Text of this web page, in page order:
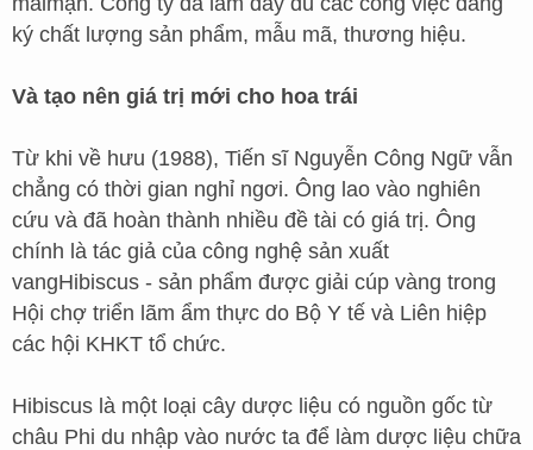
ký chất lượng sản phẩm, mẫu mã, thương hiệu.
Và tạo nên giá trị mới cho hoa trái
Từ khi về hưu (1988), Tiến sĩ Nguyễn Công Ngữ vẫn
chẳng có thời gian nghỉ ngơi. Ông lao vào nghiên
cứu và đã hoàn thành nhiều đề tài có giá trị. Ông
chính là tác giả của công nghệ sản xuất
vangHibiscus - sản phẩm được giải cúp vàng trong
Hội chợ triển lãm ẩm thực do Bộ Y tế và Liên hiệp
các hội KHKT tổ chức.
Hibiscus là một loại cây dược liệu có nguồn gốc từ
châu Phi du nhập vào nước ta để làm dược liệu chữa